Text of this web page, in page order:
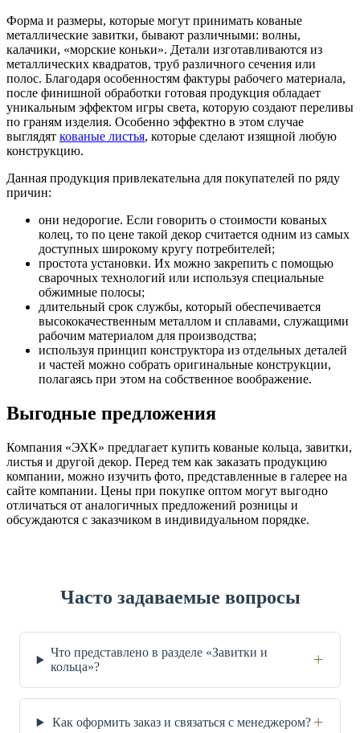
Форма и размеры, которые могут принимать кованые
металлические завитки, бывают различными: волны,
калачики, «морские коньки». Детали изготавливаются из
металлических квадратов, труб различного сечения или
полос. Благодаря особенностям фактуры рабочего материала,
после финишной обработки готовая продукция обладает
уникальным эффектом игры света, которую создают переливы
по граням изделия. Особенно эффектно в этом случае
выглядят кованые листья, которые сделают изящной любую
конструкцию.
Данная продукция привлекательна для покупателей по ряду
причин:
они недорогие. Если говорить о стоимости кованых
колец, то по цене такой декор считается одним из самых
доступных широкому кругу потребителей;
простота установки. Их можно закрепить с помощью
сварочных технологий или используя специальные
обжимные полосы;
длительный срок службы, который обеспечивается
высококачественным металлом и сплавами, служащими
рабочим материалом для производства;
используя принцип конструктора из отдельных деталей
и частей можно собрать оригинальные конструкции,
полагаясь при этом на собственное воображение.
Выгодные предложения
Компания «ЭХК» предлагает купить кованые кольца, завитки,
листья и другой декор. Перед тем как заказать продукцию
компании, можно изучить фото, представленные в галерее на
сайте компании. Цены при покупке оптом могут выгодно
отличаться от аналогичных предложений розницы и
обсуждаются с заказчиком в индивидуальном порядке.
Часто задаваемые вопросы
Что представлено в разделе «Завитки и
кольца»?
+
Как оформить заказ и связаться с менеджером? +